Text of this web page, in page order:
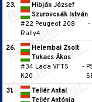
23.
Hibján József
Szurovcsák István
#22 Peugeot 208
Rally4
-
26.
Helembai Zsolt
Tukacs Ákos
#34 Lada VFTS
K20
-
31.
Tellér Antal
Tellér Antónia